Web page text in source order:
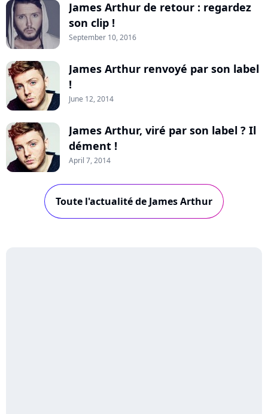
James Arthur de retour : regardez
son clip !
September 10, 2016
James Arthur renvoyé par son label
!
June 12, 2014
James Arthur, viré par son label ? Il
dément !
April 7, 2014
Toute l'actualité de James Arthur